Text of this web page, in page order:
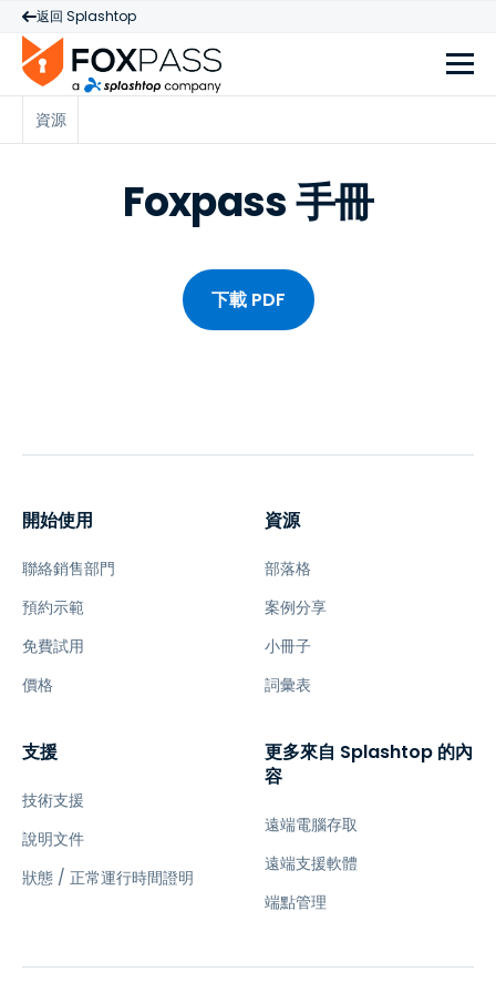
返回 Splashtop
資源
Foxpass 手冊
下載 PDF
開始使用
聯絡銷售部門
預約示範
免費試用
價格
資源
部落格
案例分享
小冊子
詞彙表
支援
技術支援
說明文件
狀態 / 正常運行時間證明
更多來自 Splashtop 的內
容
遠端電腦存取
遠端支援軟體
端點管理